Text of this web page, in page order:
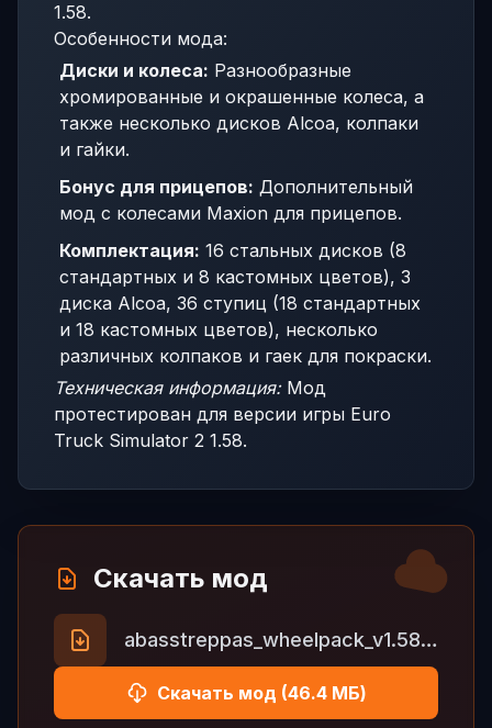
1.58.
Особенности мода:
Диски и колеса: Разнообразные
хромированные и окрашенные колеса, а
также несколько дисков Alcoa, колпаки
и гайки.
Бонус для прицепов: Дополнительный
мод с колесами Maxion для прицепов.
Комплектация: 16 стальных дисков (8
стандартных и 8 кастомных цветов), 3
диска Alcoa, 36 ступиц (18 стандартных
и 18 кастомных цветов), несколько
различных колпаков и гаек для покраски.
Техническая информация:Мод
протестирован для версии игры Euro
Truck Simulator 2 1.58.
Скачать мод
abasstreppas_wheelpack_v1.58.rar
Скачать мод (46.4 МБ)